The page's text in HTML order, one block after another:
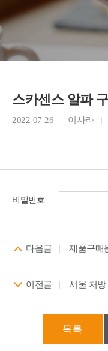
스카센스 알파
2022-07-26 이사라
비밀번호
다음글 제품구매
이전글 서울 처방
목록